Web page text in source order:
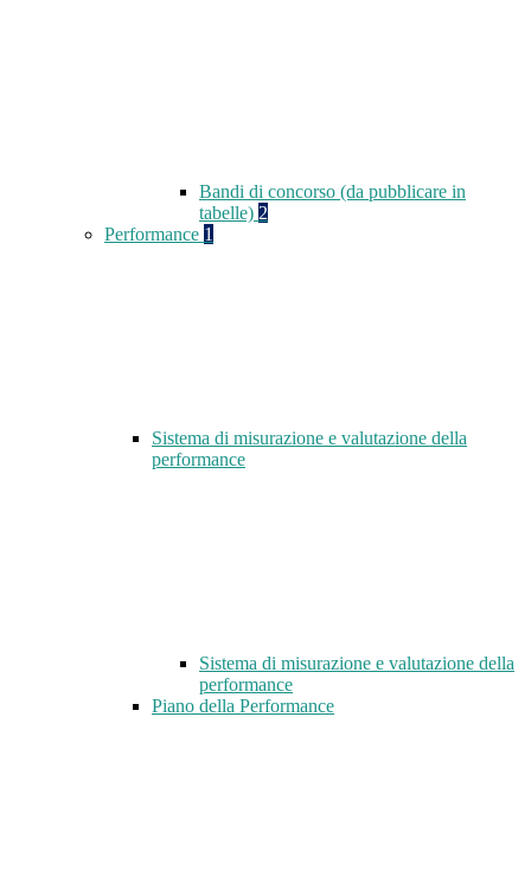
Bandi di concorso (da pubblicare in
tabelle) 2
Performance 1
Sistema di misurazione e valutazione della
performance
Sistema di misurazione e valutazione della
performance
Piano della Performance